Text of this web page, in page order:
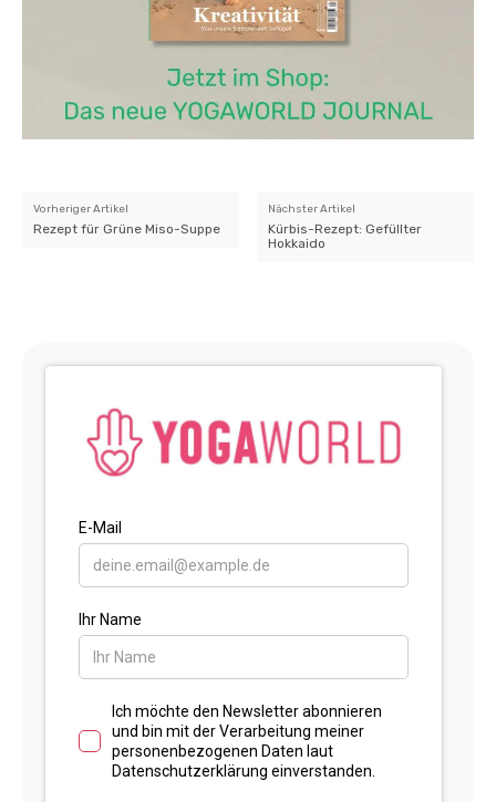
Vorheriger Artikel
Rezept für Grüne Miso-Suppe
Nächster Artikel
Kürbis-Rezept: Gefüllter
Hokkaido